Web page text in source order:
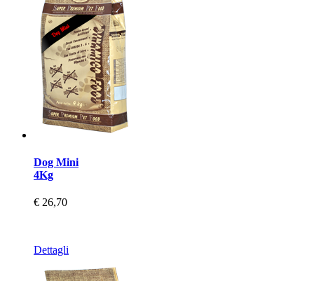
Dog Mini
4Kg
€ 26,70
Dettagli